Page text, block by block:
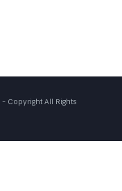
- Copyright All Rights